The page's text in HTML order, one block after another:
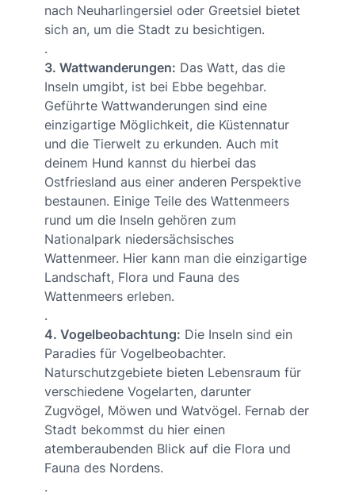
nach Neuharlingersiel oder Greetsiel bietet
sich an, um die Stadt zu besichtigen.
.
3. Wattwanderungen: Das Watt, das die
Inseln umgibt, ist bei Ebbe begehbar.
Geführte Wattwanderungen sind eine
einzigartige Möglichkeit, die Küstennatur
und die Tierwelt zu erkunden. Auch mit
deinem Hund kannst du hierbei das
Ostfriesland aus einer anderen Perspektive
bestaunen. Einige Teile des Wattenmeers
rund um die Inseln gehören zum
Nationalpark niedersächsisches
Wattenmeer. Hier kann man die einzigartige
Landschaft, Flora und Fauna des
Wattenmeers erleben.
.
4. Vogelbeobachtung: Die Inseln sind ein
Paradies für Vogelbeobachter.
Naturschutzgebiete bieten Lebensraum für
verschiedene Vogelarten, darunter
Zugvögel, Möwen und Watvögel. Fernab der
Stadt bekommst du hier einen
atemberaubenden Blick auf die Flora und
Fauna des Nordens.
.